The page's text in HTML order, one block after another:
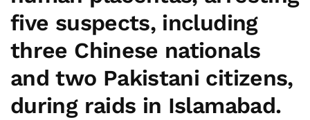
five suspects, including
three Chinese nationals
and two Pakistani citizens,
during raids in Islamabad.